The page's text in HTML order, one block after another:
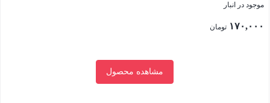
موجود در انبار
۱۷۰,۰۰۰ تومان
مشاهده محصول